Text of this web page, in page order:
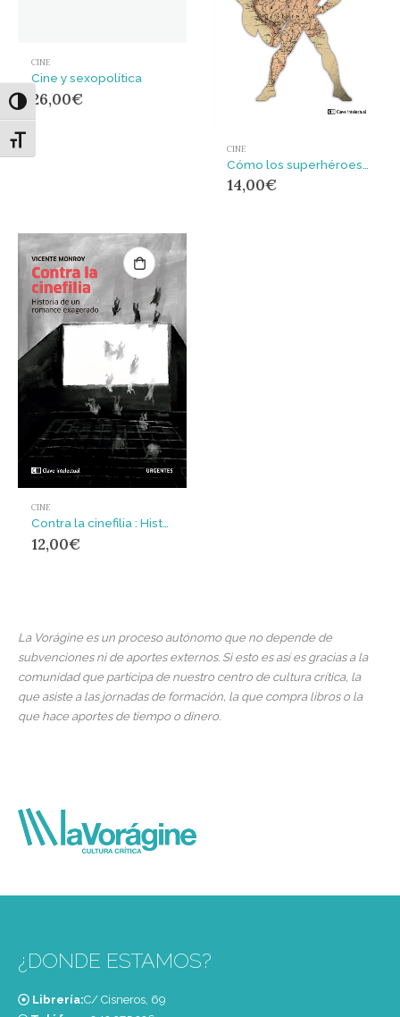
Alternar alto contraste
Alternar tamaño de letra
CINE
Cine y sexopolítica
26,00€
CINE
14,00€
CINE
12,00€
La Vorágine es un proceso autónomo que no depende de
subvenciones ni de aportes externos. Si esto es así es gracias a la
comunidad que participa de nuestro centro de cultura crítica, la
que asiste a las jornadas de formación, la que compra libros o la
que hace aportes de tiempo o dinero.
¿DONDE ESTAMOS?
Librería:C/ Cisneros, 69